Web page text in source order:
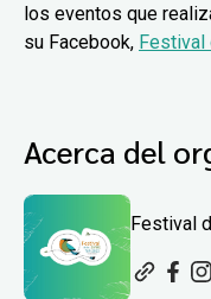
los eventos que
su Facebook, Festival
Acerca del
Festival